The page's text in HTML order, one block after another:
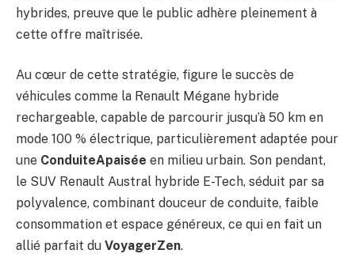
hybrides, preuve que le public adhère pleinement à
cette offre maîtrisée.
Au cœur de cette stratégie, figure le succès de
véhicules comme la Renault Mégane hybride
rechargeable, capable de parcourir jusqu’à 50 km en
mode 100 % électrique, particulièrement adaptée pour
une ConduiteApaisée en milieu urbain. Son pendant,
le SUV Renault Austral hybride E-Tech, séduit par sa
polyvalence, combinant douceur de conduite, faible
consommation et espace généreux, ce qui en fait un
allié parfait du VoyagerZen.